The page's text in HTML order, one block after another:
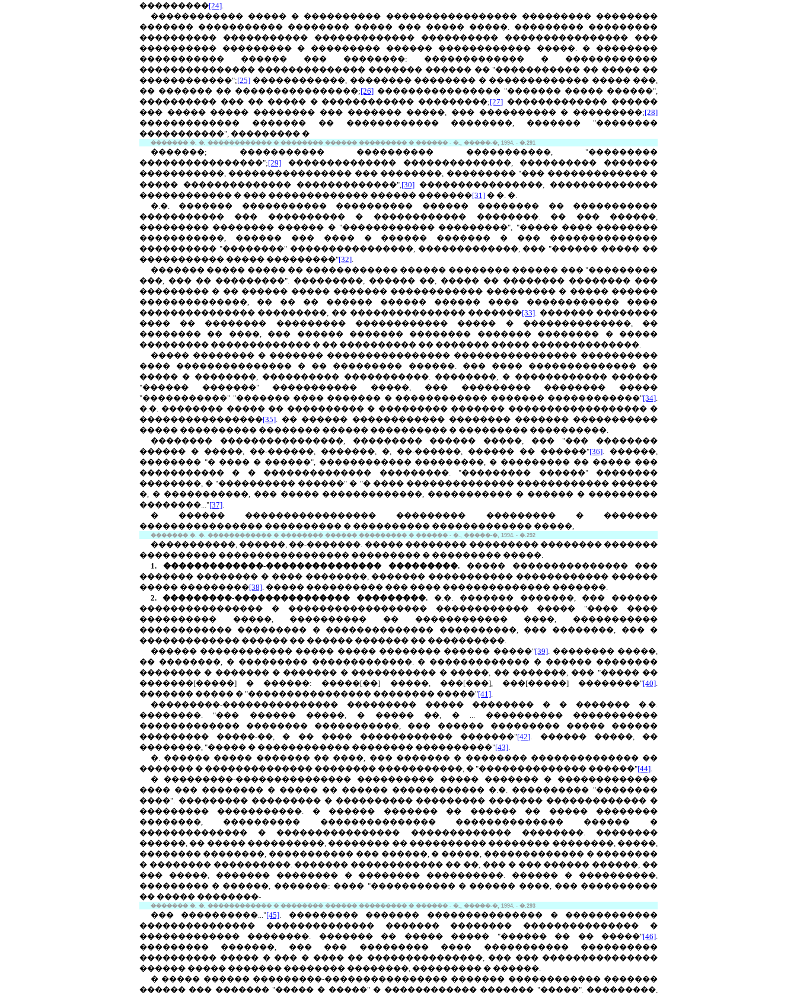
���������[24].
������������ ����� � ���������� ����������������� ��������� ��������
������� ����������� �������� ����� ��� ����� �����. ��������� ���������
���������� ����������� ������������� ���������� ���������������� ���
���������� ��������� � ��������� ������ ������������ �����. � ��������
����������� ������ ��� ��������: ������������� � ������������
��������������� �������������� ������� ������ �� "����������� �� ����� ��
������������";[25]������������, �������� �������� � ������������� ����� ���,
�� ������� �� ����������������;[26]���������������� "������� ����� ������",
���������� ��� �� ����� � ������������ ���������;[27] ������������� ������
��� ����� ����� �������� ��� ������� �����, ��� ���������� � ���������;[28]
������������� ������� �� ������������ ��������, ������� "��������
�����������", ��������� �
������� �. �. ������������ � �������� ������ ��������� � ������ -�., �����-�, 1994. -�.291
�������; ����������� ���������� �����������, "���������
����������������";[29]�������������� ��������������, ���������� �������
�����������, ���������������� ��� ��������, ��������� "��� ������������� �
����� �������������� �������������",[30] ����������������, ��������������
������������ � ��� ������������� ������ �������[31]� �. �.
�.�. ������� ����������� ���������� ������ �������� �� �����������
����������� ��� ���������� � ������������ ��������. �� ��� ������,
��������� �������� ������ � "������������ ���������", "����� ���� ��������
�����������, ������ ��� ���� � ������ ������� � ��� ��������������
���������� "��������" ����������������, �������������, ��� "������ ����� ��
����������� ����� ���������"[32].
������� ����� ����� �� ������������ ������ �������� ������ ��� "���������
���, ��� �� ���������". ���������, ������ ��, ����� �� �������� �������� ���
��������� � �� ������ ����� ������� ������������ ��������� � ����� ������
��������������, �� �� �� ������ ������ ������ ���� ������������ ����
��������������� ���������, �� ��������������� �������[33]. ������� ��������
���� �� �������� ��������� ������������ ����� � ��������������, ��
�������� �� ����, ��� ������ ������� �������� ������� �������� � �����
��������� ������������� � �� ���������� �� ������� ����� ��������������.
����� �������� � ������� ���������������� ���������������� ����������
���� ��������������� � �� ��������� ������. ��� ���� �������������� ��
����� � ��������, ���������� �����������. ��������, � ������������ ������
"������ �������" ����������� �����, ��� ��������� �������� �����
"�����������" "������� ���� ������� � ������������ ������� ������������"[34].
�.�. �������� ����� �� ���������� � ��������� ������� ������������������ �
����������������[35]. �� ������ ������������ �������� ������� �����������
����� ���������� �������� ������ ���������� � ��������� ����������.
�������� ����������������, ��������� ������ �����, ��� "��� ��������
������ � �����, ��-������, �������, �, ��-������, ������ �� ������"[36]. ������,
�������� "� ���� � ������", ������������ ���������, � ��������� �� ����� ���
����������� � � �������������� ���������. "��������� ������" ��������
��������, � "���������� ������" � "� ���� �������������� ������������ ������
�, � �����������, ��� ����� �������������, ����������� � ������ � ���������
��������..."[37].
� ������ ����������������� ��������� ��������� � �������
���������������� ���������� � ���������� ������������� �����,
������� �. �. ������������ � �������� ������ ��������� � ������ -�., �����-�, 1994. -�.292
�����������, ������, ��-�������. ����� �������� ��������� �������� �������
���������� ����������������� ��������� � ��������� �����.
1. �������������-��������������� ���������. ����� ��������������� ���
������� �������� � ���� ��������, ������� ����������� ������������ ������
����� ���������[38]. ����� ���������� ��� ���� �������������� �������.
2. ���������-��������������� ���������. �.�. ������� �������, ��� ������
���������������� � ������������������ ������������ ����� "���� ����
���������� �����, ���������� �� ������������ ����, �����������
������������ ��������� � �������������� ����������, ��� ��������, ��� �
������������� ������ �� ������ ������� �� ����������.
������ ������������ ����� ����� �������� ������ �����"[39]. �������� �����,
�� ��������, � ��������� �������������. � ������������� � ������ ��������
�������� � ������� � ������� � ����������� � �����, �� �������, ��� "����� ��
�������[�����] � ������: �����[��] �����, ���[���], ���[�����] ��������"[40].
������� ����� � "���������������� �������� �����"[41].
���������-��������������� ��������� ����� �������� � � ������� �.�.
��������. "��� ������ �����, � ����� ��, � ... ���������� �����������
������������� �������� �����������, ��� ������ ��������� ����� ������
��������� �����-��, � �� ���� ������������ �������"[42]. ������ �����, ��
��������, "����� � ������������ �������� ����������"[43].
�. ������ ����� ������� �� ����, ��� ������� � �������� �������������� ��
������� � �������������� �������� �����������, � "�������������� ������"[44].
� ���������-��������������� ���������� ����� ������� � �������������
���� ��� �������� � ����� �� ������ ������������ �.�. ���������� "��������
����". ��������� ��������� � ���������� ��������� ������� ������������� �
��������� �����������. � ������ ������� �� ������ �� ����� ��������
��������, ���������� ��������������� �������������� ������ �
�������������� � ���������������� ������������� ��������. ��������
������, �� ����� ����������, �������� �� ���������� �������� ��������, �����,
�������� ��������, ����������� ��� ������, � �����, ������������� � ��������
� �������� ����������. ������� ������������ �� ��, ��� � ��� ������ ������, ��
��� �����, ������� �������� � �������� ����������. ������ � ����������,
��������� � ������, �������: ���� "����������� � ������ ����, ��� ����������
�� ����� ��������-
������� �. �. ������������ � �������� ������ ��������� � ������ -�., �����-�, 1994. -�.293
��� ����������..."[45]. ��������� ������� ��������������� � ������������
��������������� �������������� ������� �������� ��������������� �
������������� ��������. ������� �� ����� ����� "������ �� �� �����"[46].
��������� �������, ��� ��� ��������� ���� ����������� ����������
���������� ����� � ��� � ���� �� ���������������, ��� ��� ���������������
������ ����� ������� �������� ��������, ��������� � ������.
� ����� ������ ���������-���������������� ������� ������������ �������
������ ��� ������� "����� � �����" � ������������ ������� "�����". ���������,